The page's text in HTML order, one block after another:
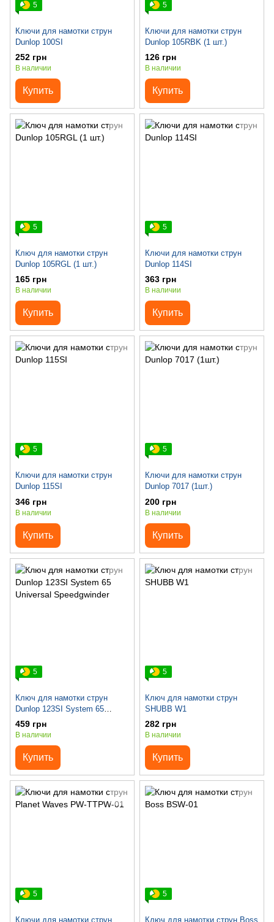
5
Ключи для намотки струн
Dunlop 100SI
252 грн
В наличии
Купить
5
Ключи для намотки струн
Dunlop 105RBK (1 шт.)
126 грн
В наличии
Купить
5
Ключ для намотки струн
Dunlop 105RGL (1 шт.)
165 грн
В наличии
Купить
5
Ключи для намотки струн
Dunlop 114SI
363 грн
В наличии
Купить
5
Ключи для намотки струн
Dunlop 115SI
346 грн
В наличии
Купить
5
Ключи для намотки струн
Dunlop 7017 (1шт.)
200 грн
В наличии
Купить
5
Ключ для намотки струн
Dunlop 123SI System 65
Universal Speedgwinder
459 грн
В наличии
Купить
5
Ключ для намотки струн
SHUBB W1
282 грн
В наличии
Купить
5
Ключи для намотки струн
5
Ключ для намотки струн Boss